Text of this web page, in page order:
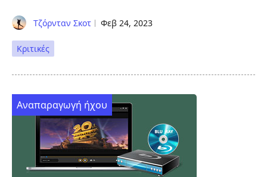
Τζόρνταν Σκοτ Φεβ 24, 2023
Κριτικές
Αναπαραγωγή ήχου